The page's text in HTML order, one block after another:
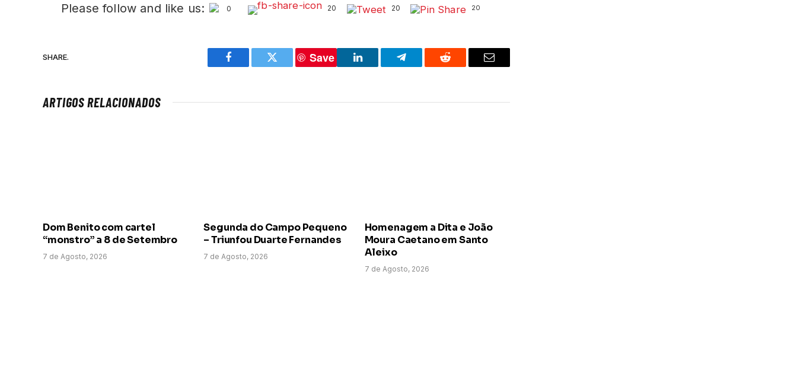
Please follow and like us: 0 20 20 20
SHARE.
Facebook Twitter
Save
LinkedIn Telegram Reddit Email
ARTIGOS RELACIONADOS
Dom Benito com cartel
“monstro” a 8 de Setembro
7 de Agosto, 2026
Segunda do Campo Pequeno
– Triunfou Duarte Fernandes
7 de Agosto, 2026
Homenagem a Dita e João
Moura Caetano em Santo
Aleixo
7 de Agosto, 2026